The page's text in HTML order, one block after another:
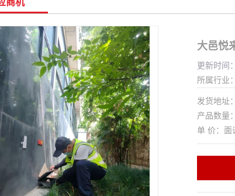
商机
大邑悦
更新时间
所属行业：
发货地址
产品数量：
单 价：面